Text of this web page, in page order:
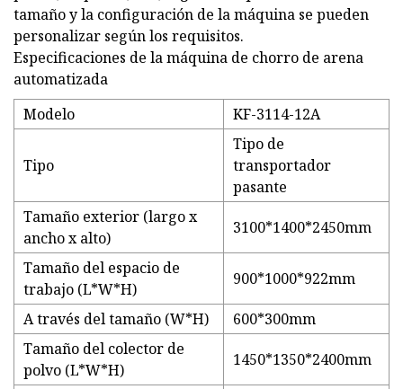
tamaño y la configuración de la máquina se pueden
personalizar según los requisitos.
Especificaciones de la máquina de chorro de arena
automatizada
Modelo
KF-3114-12A
Tipo
Tipo de
transportador
pasante
Tamaño exterior (largo x
ancho x alto)
3100*1400*2450mm
Tamaño del espacio de
trabajo (L*W*H)
900*1000*922mm
A través del tamaño (W*H)
600*300mm
Tamaño del colector de
polvo (L*W*H)
1450*1350*2400mm